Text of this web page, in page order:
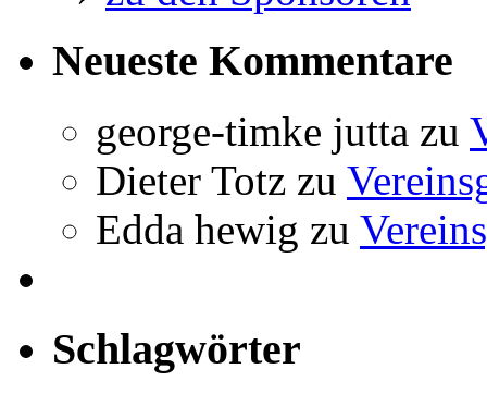
Neueste Kommentare
george-timke jutta zu
Dieter Totz zu
Edda hewig zu
Schlagwörter